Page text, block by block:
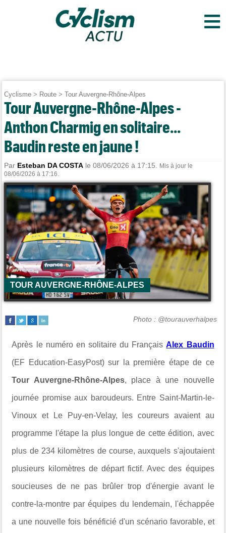
≡
Cyclisme > Route >Tour Auvergne-Rhône-Alpes
Tour Auvergne-Rhône-Alpes -
Anthon Charmig en solitaire...
Baudin reste en jaune !
Par Esteban DA COSTA le 08/06/2026 à 17:15.
Mis à jour le
08/06/2026 à 17:16.
TOUR AUVERGNE-RHÔNE-ALPES
Photo : @tourauverhalpes
Après le numéro en solitaire du FrançaisAlex Baudin
(EF Education-EasyPost) sur la première étape de ce
Tour Auvergne-Rhône-Alpes, place à une nouvelle
journée promise aux baroudeurs. Entre Saint-Martin-le-
Vinoux et Le Puy-en-Velay, les coureurs avaient au
programme l'étape la plus longue de cette édition, avec
plus de 234 kilomètres de course, auxquels s'ajoutaient
plusieurs kilomètres de départ fictif. Avec des équipes
soucieuses de ne pas brûler trop d'énergie avant le
contre-la-montre par équipes du lendemain, l'échappée
a une nouvelle fois bénéficié d'un scénario favorable, et